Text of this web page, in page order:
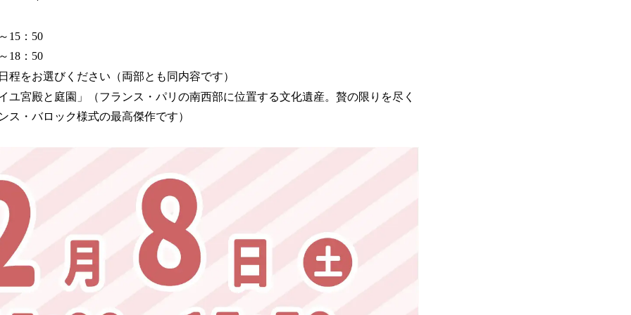
15：50
18：50
をお選びください（両部とも同内容です）
ユ宮殿と庭園」（フランス・パリの南西部に位置する文化遺産。贅の限りを尽く
ス・バロック様式の最高傑作です）